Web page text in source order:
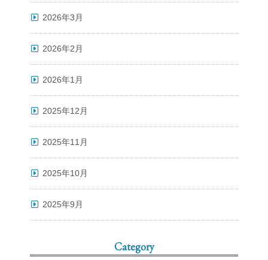
2026年3月
2026年2月
2026年1月
2025年12月
2025年11月
2025年10月
2025年9月
Category